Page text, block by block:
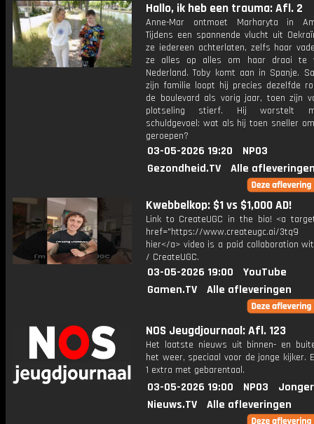
Hallo, ik heb een trauma: Afl. 2
Anne-Mar ontmoet Marharyta in
Tijdens een spannende vlucht uit
ze iedereen achterlaten, zelfs haar
ze alles op alles om haar draai te
Nederland. Toby komt aan in Spanje.
zijn familie loopt hij precies dezelfde
de boulevard als vorig jaar, toen zijn
plotseling stierf. Hij worstelt
schuldgevoel: wat als hij toen sneller
geroepen?
03-05-2026 19:20
NPO3
Gezondheid.TV
Alle
Kwebbelkop: $1 vs $1,000 AD!
Link to CreateUGC in the bio! <a
href="https://www.createugc.ai/3tq9
hier</a> video is a paid collaboration
/ CreateUGC.
03-05-2026 19:00
YouTube
Gamen.TV
Alle afleveringen
NOS Jeugdjournaal: Afl. 123
Het laatste nieuws uit binnen- en
het weer, speciaal voor de jonge kijker.
1 extra met gebarentaal.
03-05-2026 19:00 NPO3
Nieuws.TV
Alle afleveringen